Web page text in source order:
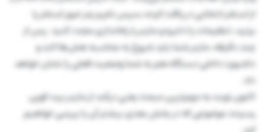
از استخر انتخابی دریافت کرده، سپس نام و رمز عبور استخر را
بزنید، تنظیمات را ذخیره و ماینر را راه‌اندازی مجدد کنید. پس از
چند دقیقه، ماینر شما باید شروع به محاسبه هش‌ها کند و
داشبورد داخلی دستگاه هم به شما وضعیت فعلی را نشان خواهد
داد.
اکنون نوبت به مهم‌ترین مبحث یعنی درآمد از ماینر بیت کوین
رسیده، موضوعی که در بخش بعدی بیشتر آن را بررسی خواهیم